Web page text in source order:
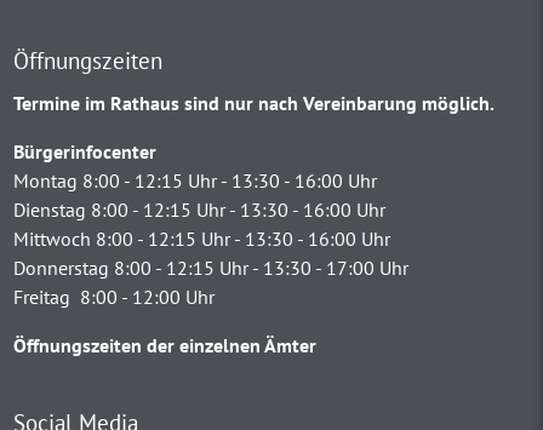
Öffnungszeiten
Termine im Rathaus sind nur nach Vereinbarung möglich.
Bürgerinfocenter
Montag 8:00 - 12:15 Uhr - 13:30 - 16:00 Uhr
Dienstag 8:00 - 12:15 Uhr - 13:30 - 16:00 Uhr
Mittwoch 8:00 - 12:15 Uhr - 13:30 - 16:00 Uhr
Donnerstag 8:00 - 12:15 Uhr - 13:30 - 17:00 Uhr
Freitag 8:00 - 12:00 Uhr
Öffnungszeiten der einzelnen Ämter
Social Media